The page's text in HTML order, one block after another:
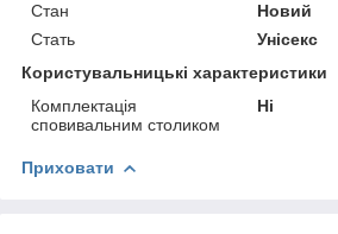
Стан
Новий
Стать
Унісекс
Користувальницькі характеристики
Комплектація
сповивальним столиком
Ні
Приховати